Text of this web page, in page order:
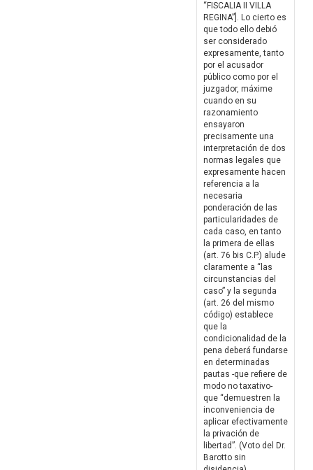
“FISCALIA II VILLA
REGINA”]. Lo cierto es
que todo ello debió
ser considerado
expresamente, tanto
por el acusador
público como por el
juzgador, máxime
cuando en su
razonamiento
ensayaron
precisamente una
interpretación de dos
normas legales que
expresamente hacen
referencia a la
necesaria
ponderación de las
particularidades de
cada caso, en tanto
la primera de ellas
(art. 76 bis C.P.) alude
claramente a “las
circunstancias del
caso” y la segunda
(art. 26 del mismo
código) establece
que la
condicionalidad de la
pena deberá fundarse
en determinadas
pautas -que refiere de
modo no taxativo-
que “demuestren la
inconveniencia de
aplicar efectivamente
la privación de
libertad”. (Voto del Dr.
Barotto sin